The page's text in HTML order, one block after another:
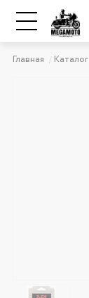
Главная Каталог